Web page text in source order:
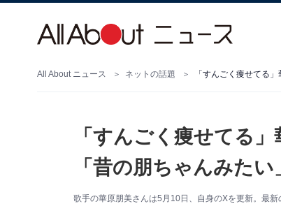
All About ニュース ネットの話題
「すんごく痩せてる
「昔の朋ちゃんみた
歌手の華原朋美さんは5月10日、自身のXを更新。最